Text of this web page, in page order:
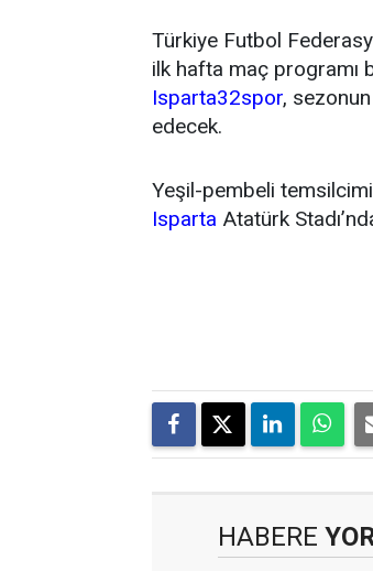
Türkiye Futbol
ilk hafta maç programı
Isparta32spor,
edecek.
Yeşil-pembeli
Isparta Atatürk
HABERE